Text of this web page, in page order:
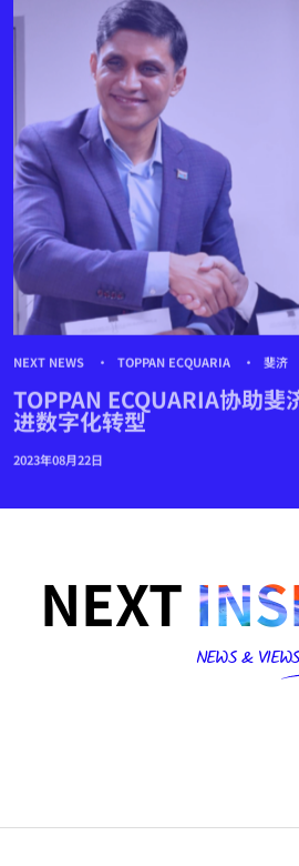
TOPPAN ECQUARIA协助斐
进数字化转型
NEXT
NEWS & VIEWS